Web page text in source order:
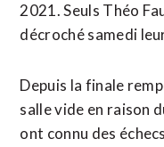
2021. Seuls Théo
décroché samedi
Depuis la finale
salle vide en raison
ont connu des